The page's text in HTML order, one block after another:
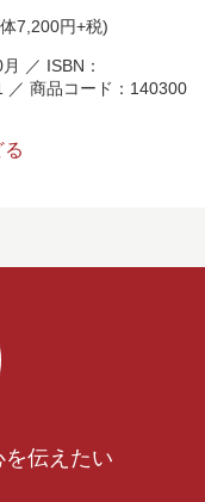
7,200円+税)
／ ISBN：
／ 商品コード：140300
伝えたい